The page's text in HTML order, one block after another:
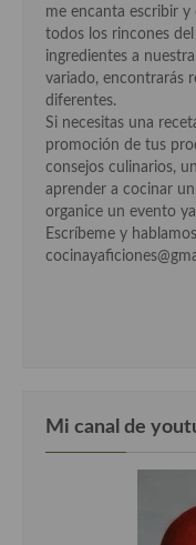
Cocina Holandesa
Cocina Hungara
Cocina Irlanda
Cocina Italiana
Cocina Luxemburgo
Cocina Polaca
Cocina Suiza
me encanta escribir
todos los rincones
ingredientes a
variado, encontrarás
diferentes.
Si necesitas una
promoción de tus
consejos culinarios,
aprender a cocinar
organice un evento
Escríbeme y
Mi canal de